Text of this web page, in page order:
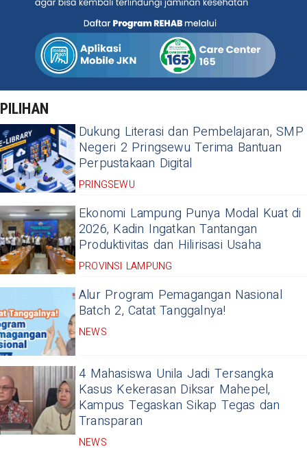
PILIHAN
Dukung Literasi dan Pembelajaran, SMP
Negeri 2 Pringsewu Terima Bantuan
Perpustakaan Digital
PRINGSEWU
Ekonomi Lampung Punya Modal Kuat di
2026, Kadin Ingatkan Tantangan
Produktivitas dan Hilirisasi Usaha
PROVINSI LAMPUNG
Alur Program Pemagangan Nasional
Batch 2, Catat Tanggalnya!
NEWS
4 Mahasiswa Unila Jadi Tersangka
Kasus Kekerasan Diksar Mahepel,
Kampus Tegaskan Sikap Tegas dan
Transparan
NEWS